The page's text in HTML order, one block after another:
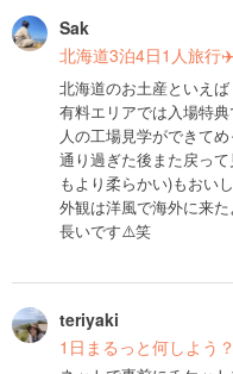
Sak
北海道3泊4日1人旅行
北海道のお土産といえば
有料エリアでは入場特
人の工場見学ができて
通り過ぎた後また戻っ
もより柔らかい)もおい
外観は洋風で海外に来
長いです⚠️笑
teriyaki
1日まるっと何しよう